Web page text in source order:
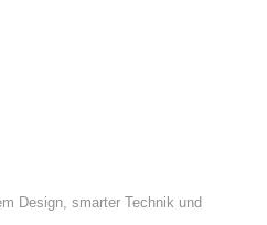
Design, smarter Technik und